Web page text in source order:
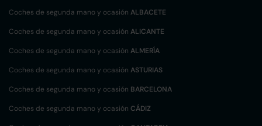
Coches de segunda mano y ocasión ALBACETE
Coches de segunda mano y ocasión ALICANTE
Coches de segunda mano y ocasión ALMERÍA
Coches de segunda mano y ocasión ASTURIAS
Coches de segunda mano y ocasión BARCELONA
Coches de segunda mano y ocasión CÁDIZ